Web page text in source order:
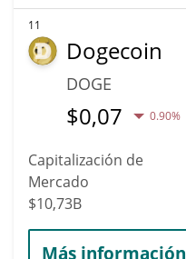
11
Dogecoin
DOGE
$0,07 0.90%
Capitalización de
Mercado
$10,73B
Más información